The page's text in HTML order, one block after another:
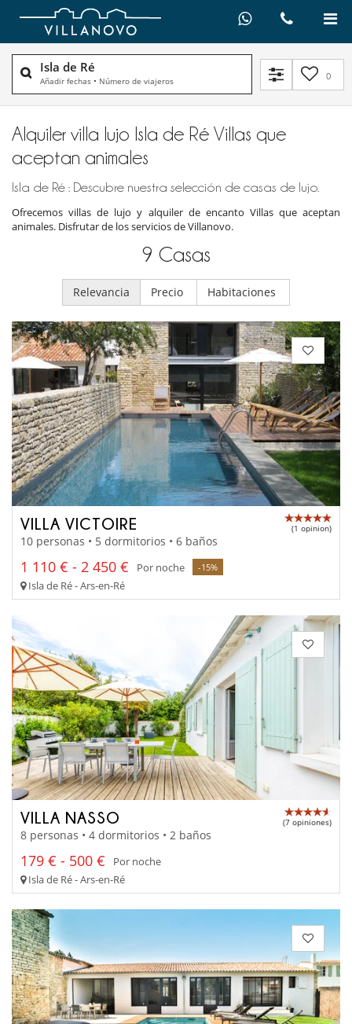
Isla de Ré
Añadir fechas • Número de viajeros 0
Alquiler villa lujo Isla de Ré Villas que
aceptan animales
Isla de Ré : Descubre nuestra selección de casas de lujo.
Ofrecemos villas de lujo y alquiler de encanto Villas que aceptan
animales. Disfrutar de los servicios de Villanovo.
9 Casas
Relevancia Precio Habitaciones
VILLA VICTOIRE (1 opinion)
10 personas • 5 dormitorios • 6 baños
1 110 € - 2 450 € Por noche -15%
Isla de Ré - Ars-en-Ré
VILLA NASSO (7 opiniones)
8 personas • 4 dormitorios • 2 baños
179 € - 500 €
Por noche
Isla de Ré - Ars-en-Ré